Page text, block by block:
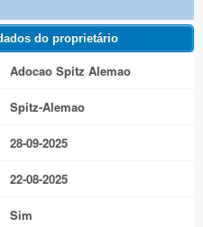
Adocao Spitz Alemao
Spitz-Alemao
28-09-2025
22-08-2025
Sim